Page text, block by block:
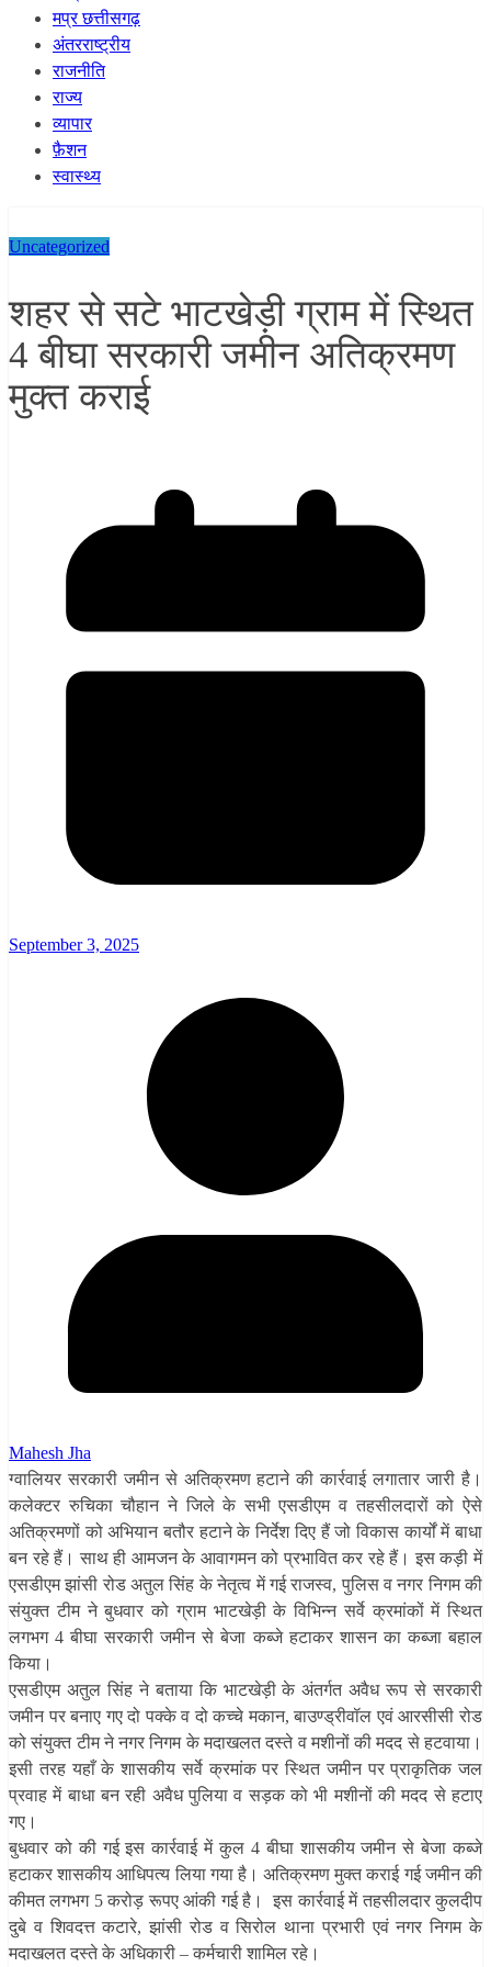
मप्र छत्तीसगढ़
अंतरराष्ट्रीय
राजनीति
राज्य
व्यापार
फ़ैशन
स्वास्थ्य
Uncategorized
शहर से सटे भाटखेड़ी ग्राम में स्थित
4 बीघा सरकारी जमीन अतिक्रमण
मुक्त कराई
September 3, 2025
Mahesh Jha
ग्वालियर सरकारी जमीन से अतिक्रमण हटाने की कार्रवाई लगातार जारी है।
कलेक्टर रुचिका चौहान ने जिले के सभी एसडीएम व तहसीलदारों को ऐसे
अतिक्रमणों को अभियान बतौर हटाने के निर्देश दिए हैं जो विकास कार्यों में बाधा
बन रहे हैं। साथ ही आमजन के आवागमन को प्रभावित कर रहे हैं। इस कड़ी में
एसडीएम झांसी रोड अतुल सिंह के नेतृत्व में गई राजस्व, पुलिस व नगर निगम की
संयुक्त टीम ने बुधवार को ग्राम भाटखेड़ी के विभिन्न सर्वे क्रमांकों में स्थित
लगभग 4 बीघा सरकारी जमीन से बेजा कब्जे हटाकर शासन का कब्जा बहाल
किया।
एसडीएम अतुल सिंह ने बताया कि भाटखेड़ी के अंतर्गत अवैध रूप से सरकारी
जमीन पर बनाए गए दो पक्के व दो कच्चे मकान, बाउण्ड्रीवॉल एवं आरसीसी रोड
को संयुक्त टीम ने नगर निगम के मदाखलत दस्ते व मशीनों की मदद से हटवाया।
इसी तरह यहाँ के शासकीय सर्वे क्रमांक पर स्थित जमीन पर प्राकृतिक जल
प्रवाह में बाधा बन रही अवैध पुलिया व सड़क को भी मशीनों की मदद से हटाए
गए।
बुधवार को की गई इस कार्रवाई में कुल 4 बीघा शासकीय जमीन से बेजा कब्जे
हटाकर शासकीय आधिपत्य लिया गया है। अतिक्रमण मुक्त कराई गई जमीन की
कीमत लगभग 5 करोड़ रूपए आंकी गई है। इस कार्रवाई में तहसीलदार कुलदीप
दुबे व शिवदत्त कटारे, झांसी रोड व सिरोल थाना प्रभारी एवं नगर निगम के
मदाखलत दस्ते के अधिकारी – कर्मचारी शामिल रहे।